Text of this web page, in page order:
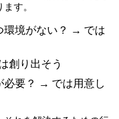
す。
環境がない？ → では
創り出そう
必要？ → では用意し